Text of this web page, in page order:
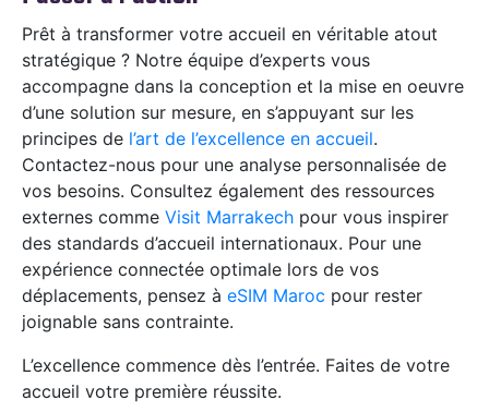
Prêt à transformer votre accueil en véritable atout
stratégique ? Notre équipe d’experts vous
accompagne dans la conception et la mise en oeuvre
d’une solution sur mesure, en s’appuyant sur les
principes de l’art de l’excellence en accueil.
Contactez-nous pour une analyse personnalisée de
vos besoins. Consultez également des ressources
externes comme Visit Marrakech pour vous inspirer
des standards d’accueil internationaux. Pour une
expérience connectée optimale lors de vos
déplacements, pensez à eSIM Maroc pour rester
joignable sans contrainte.
L’excellence commence dès l’entrée. Faites de votre
accueil votre première réussite.